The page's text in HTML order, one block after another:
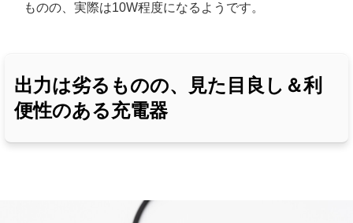
ものの、実際は10W程度になるようです。
出力は劣るものの、見た目良し＆利
便性のある充電器